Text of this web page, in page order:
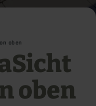
oben
oben